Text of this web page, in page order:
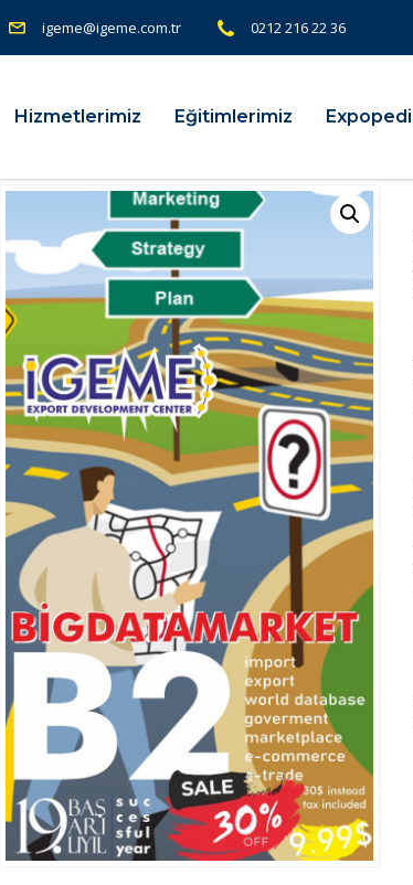
igeme@igeme.com.tr 0212 216 22 36
Hizmetlerimiz Eğitimlerimiz